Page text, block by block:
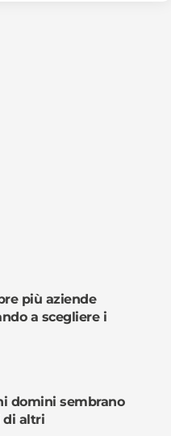
più aziende
a scegliere i
domini sembrano
di altri